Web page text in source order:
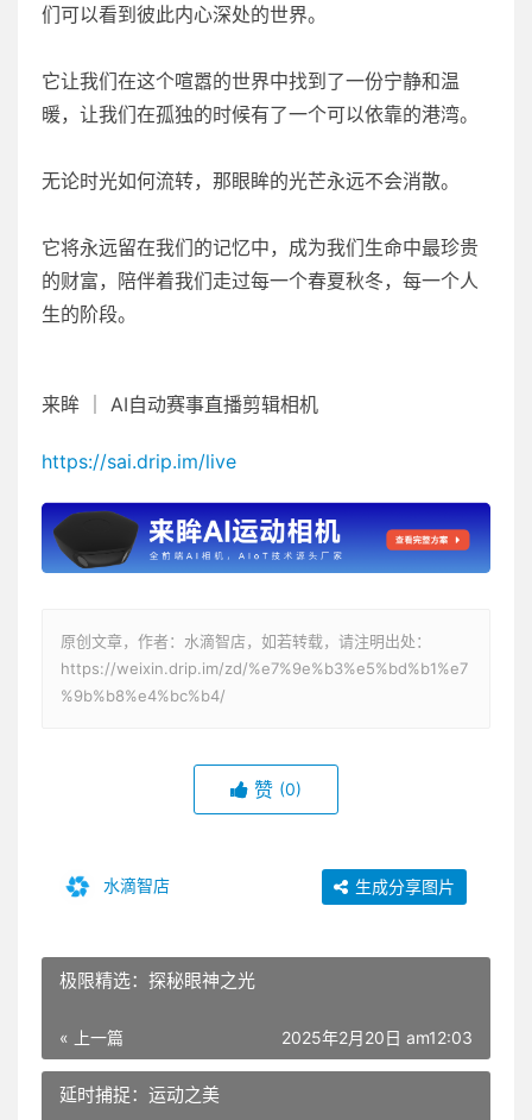
们可以看到彼此内心深处的世界。
它让我们在这个喧嚣的世界中找到了一份宁静和温
暖，让我们在孤独的时候有了一个可以依靠的港湾。
无论时光如何流转，那眼眸的光芒永远不会消散。
它将永远留在我们的记忆中，成为我们生命中最珍贵
的财富，陪伴着我们走过每一个春夏秋冬，每一个人
生的阶段。
来眸 ｜ AI自动赛事直播剪辑相机
https://sai.drip.im/live
原创文章，作者：水滴智店，如若转载，请注明出处：
https://weixin.drip.im/zd/%e7%9e%b3%e5%bd%b1%e7
%9b%b8%e4%bc%b4/
赞 (0)
水滴智店 生成分享图片
极限精选：探秘眼神之光
« 上一篇 2025年2月20日 am12:03
延时捕捉：运动之美